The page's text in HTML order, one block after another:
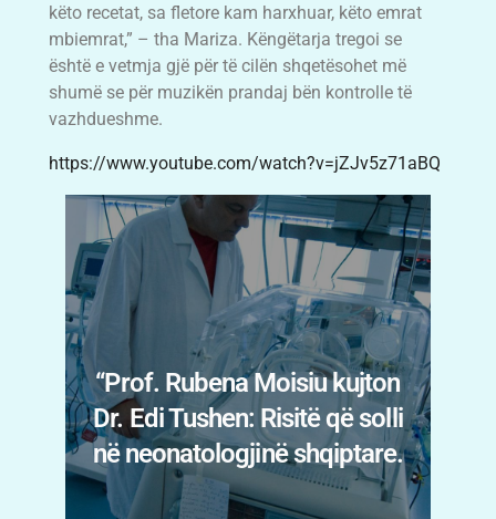
këto recetat, sa fletore kam harxhuar, këto emrat
mbiemrat,” – tha Mariza. Këngëtarja tregoi se
është e vetmja gjë për të cilën shqetësohet më
shumë se për muzikën prandaj bën kontrolle të
vazhdueshme.
https://www.youtube.com/watch?v=jZJv5z71aBQ
Menopauza nuk prek vetëm
trupin: Psikiatrja Fatbardha
Myslimaj Xhani tregon
shenjat që nuk duhen
neglizhuar